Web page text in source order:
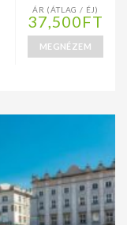
ÁR (ÁTLAG / ÉJ)
37,500FT
MEGNÉZEM